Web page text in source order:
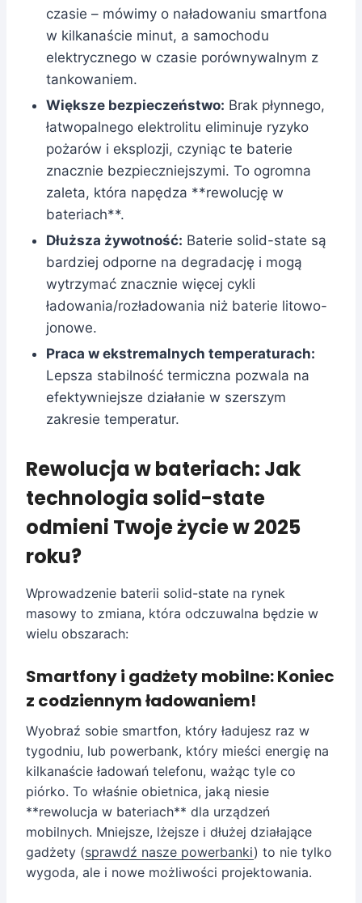
czasie – mówimy o naładowaniu smartfona
w kilkanaście minut, a samochodu
elektrycznego w czasie porównywalnym z
tankowaniem.
Większe bezpieczeństwo: Brak płynnego,
łatwopalnego elektrolitu eliminuje ryzyko
pożarów i eksplozji, czyniąc te baterie
znacznie bezpieczniejszymi. To ogromna
zaleta, która napędza **rewolucję w
bateriach**.
Dłuższa żywotność: Baterie solid-state są
bardziej odporne na degradację i mogą
wytrzymać znacznie więcej cykli
ładowania/rozładowania niż baterie litowo-
jonowe.
Praca w ekstremalnych temperaturach:
Lepsza stabilność termiczna pozwala na
efektywniejsze działanie w szerszym
zakresie temperatur.
Rewolucja w bateriach: Jak
technologia solid-state
odmieni Twoje życie w 2025
roku?
Wprowadzenie baterii solid-state na rynek
masowy to zmiana, która odczuwalna będzie w
wielu obszarach:
Smartfony i gadżety mobilne: Koniec
z codziennym ładowaniem!
Wyobraź sobie smartfon, który ładujesz raz w
tygodniu, lub powerbank, który mieści energię na
kilkanaście ładowań telefonu, ważąc tyle co
piórko. To właśnie obietnica, jaką niesie
**rewolucja w bateriach** dla urządzeń
mobilnych. Mniejsze, lżejsze i dłużej działające
gadżety (sprawdź nasze powerbanki) to nie tylko
wygoda, ale i nowe możliwości projektowania.